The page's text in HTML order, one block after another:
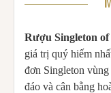
Rượu Singleton
giá trị quý hiếm
đơn Singleton
đáo và cân bằng